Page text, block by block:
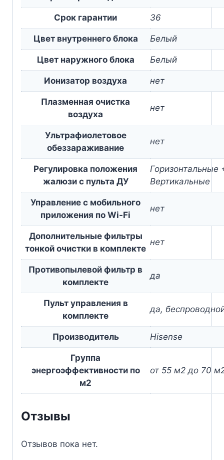
Срок гарантии 36
Цвет внутреннего блока Белый
Цвет наружного блока Белый
Ионизатор воздуха нет
Плазменная очистка
воздуха
нет
Ультрафиолетовое
обеззараживание
нет
Регулировка положения
жалюзи с пульта ДУ
Горизонтальные
Вертикальные
Управление c мобильного
приложения по Wi-Fi
нет
Дополнительные фильтры
тонкой очистки в комплекте
нет
Противопылевой фильтр в
комплекте
да
Пульт управления в
комплекте
да,
Производитель Hisense
Группа
энергоэффективности по
м2
от 55 м2 до 70
Отзывы
Отзывов пока нет.